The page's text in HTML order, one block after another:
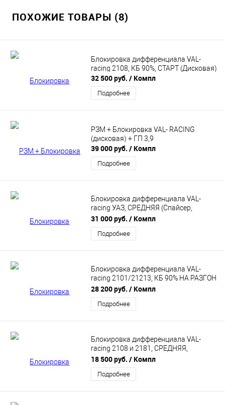
ПОХОЖИЕ ТОВАРЫ (8)
Блокировка дифференциала VAL-
racing 2108, КБ 90%, СТАРТ (Дисковая)
32 500 руб. / Компл
Подробнее
РЗМ + Блокировка VAL- RACING
(дисковая) + ГП 3,9
39 000 руб. / Компл
Подробнее
Блокировка дифференциала VAL-
racing УАЗ, СРЕДНЯЯ (Спайсер,
Гражданский, Тимкен) VR-12-G000002
31 000 руб. / Компл
Подробнее
Блокировка дифференциала VAL-
racing 2101/21213, КБ 90% НА РАЗГОН
(Дисковая)
28 200 руб. / Компл
Подробнее
Блокировка дифференциала VAL-
racing 2108 и 2181, СРЕДНЯЯ,
(Винтовая) VR-12-С000002
18 500 руб. / Компл
Подробнее